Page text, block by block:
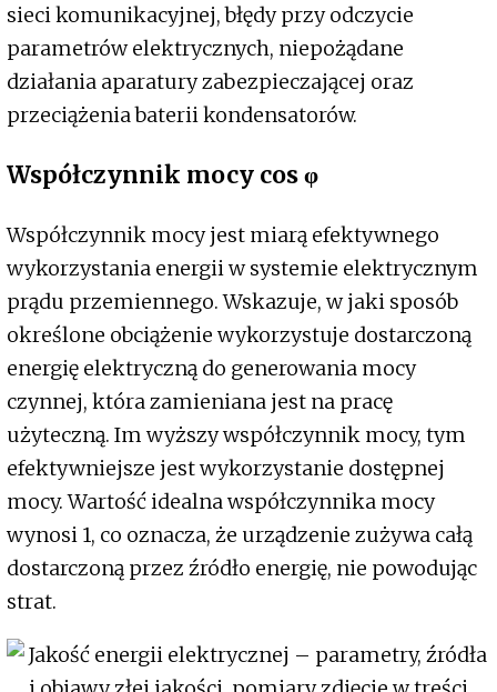
sieci komunikacyjnej, błędy przy odczycie
parametrów elektrycznych, niepożądane
działania aparatury zabezpieczającej oraz
przeciążenia baterii kondensatorów.
Współczynnik mocy cos φ
Współczynnik mocy jest miarą efektywnego
wykorzystania energii w systemie elektrycznym
prądu przemiennego. Wskazuje, w jaki sposób
określone obciążenie wykorzystuje dostarczoną
energię elektryczną do generowania mocy
czynnej, która zamieniana jest na pracę
użyteczną. Im wyższy współczynnik mocy, tym
efektywniejsze jest wykorzystanie dostępnej
mocy. Wartość idealna współczynnika mocy
wynosi 1, co oznacza, że urządzenie zużywa całą
dostarczoną przez źródło energię, nie powodując
strat.